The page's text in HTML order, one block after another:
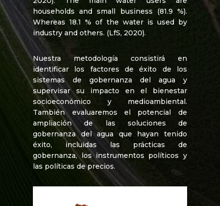
households and small business (81.9 %).
Whereas 18.1 % of the water is used by
industry and others. (LfS, 2020).
Nuestra metodología consistirá en
identificar los factores de éxito de los
sistemas de gobernanza del agua y
supervisar su impacto en el bienestar
socioeconómico y medioambiental.
También evaluaremos el potencial de
ampliación de las soluciones de
gobernanza del agua que hayan tenido
éxito, incluidas las prácticas de
gobernanza, los instrumentos políticos y
las políticas de precios.